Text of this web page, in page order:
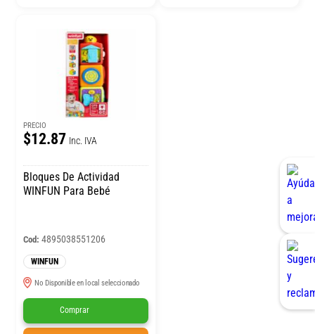
PRECIO
$12.87 Inc. IVA
Bloques De Actividad
WINFUN Para Bebé
Cod: 4895038551206
WINFUN
No Disponible en local seleccionado
Comprar